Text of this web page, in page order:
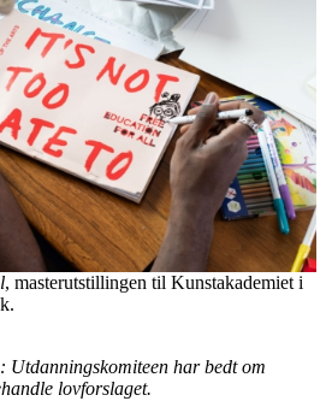
, masterutstillingen til Kunstakademiet i
har bedt om
lovforslaget.